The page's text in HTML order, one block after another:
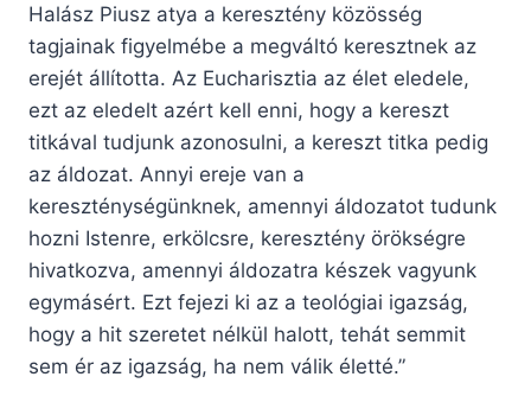
Halász Piusz atya a keresztény közösség
tagjainak figyelmébe a megváltó keresztnek az
erejét állította. Az Eucharisztia az élet eledele,
ezt az eledelt azért kell enni, hogy a kereszt
titkával tudjunk azonosulni, a kereszt titka pedig
az áldozat. Annyi ereje van a
kereszténységünknek, amennyi áldozatot tudunk
hozni Istenre, erkölcsre, keresztény örökségre
hivatkozva, amennyi áldozatra készek vagyunk
egymásért. Ezt fejezi ki az a teológiai igazság,
hogy a hit szeretet nélkül halott, tehát semmit
sem ér az igazság, ha nem válik életté.”